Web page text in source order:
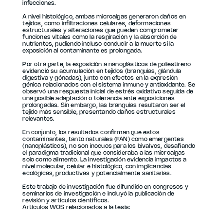
infecciones.
A nivel histológico, ambas microalgas generaron daños en
tejidos, como infiltraciones celulares, deformaciones
estructurales y alteraciones que pueden comprometer
funciones vitales como la respiración y la absorción de
nutrientes, pudiendo incluso conducir a la muerte si la
exposición al contaminante es prolongada.
Por otra parte, la exposición a nanoplásticos de poliestireno
evidenció su acumulación en tejidos (branquias, glándula
digestiva y gónadas), junto con efectos en la expresión
génica relacionados con el sistema inmune y antioxidante. Se
observó una respuesta inicial de estrés oxidativo seguida de
una posible adaptación o tolerancia ante exposiciones
prolongadas. Sin embargo, las branquias resultaron ser el
tejido más sensible, presentando daños estructurales
relevantes.
En conjunto, los resultados confirman que estos
contaminantes, tanto naturales (FAN) como emergentes
(nanoplásticos), no son inocuos para los bivalvos, desafiando
el paradigma tradicional que consideraba a las microalgas
solo como alimento. La investigación evidencia impactos a
nivel molecular, celular e histológico, con implicancias
ecológicas, productivas y potencialmente sanitarias.
Este trabajo de investigación fue difundido en congresos y
seminarios de investigación e incluyó la publicación de
revisión y artículos científicos.
Artículos WOS relacionados a la tesis: